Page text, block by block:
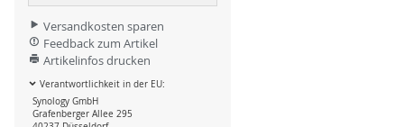
Versandkosten sparen
Feedback zum Artikel
Artikelinfos drucken
Verantwortlichkeit in der EU:
Synology GmbH
Grafenberger Allee 295